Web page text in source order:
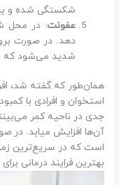
شکستگی شده و یا
عفونت: در محل
دهد. در صورت
شدید می‌شود که
همان‌طور که گفته شد،
استخوان و افرادی با
جدی در ناحیه کمر
آن‌ها افزایش میابد. در
است که در سریع‌ترین
بهترین فرایند درمانی